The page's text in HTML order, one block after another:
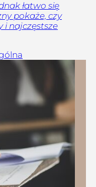
łatwo się
pokaże, czy
i najczęstsze